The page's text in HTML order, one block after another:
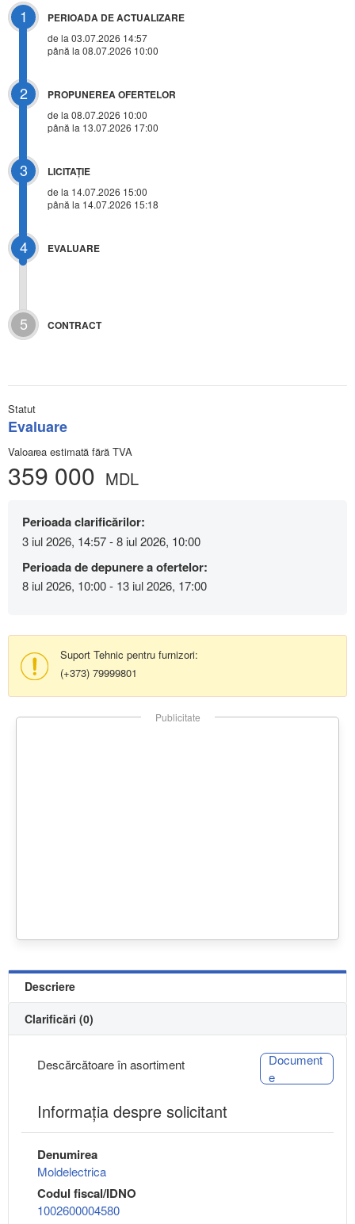
1 PERIOADA DE ACTUALIZARE
de la 03.07.2026 14:57
până la 08.07.2026 10:00
2 PROPUNEREA OFERTELOR
de la 08.07.2026 10:00
până la 13.07.2026 17:00
3 LICITAŢIE
de la 14.07.2026 15:00
până la 14.07.2026 15:18
4 EVALUARE
5 CONTRACT
Statut
Evaluare
Valoarea estimată fără TVA
359 000 MDL
Perioada clarificărilor:
3 iul 2026, 14:57 - 8 iul 2026, 10:00
Perioada de depunere a ofertelor:
8 iul 2026, 10:00 - 13 iul 2026, 17:00
Suport Tehnic pentru furnizori:
(+373) 79999801
Publicitate
Descriere
Clarificări (0)
Descărcătoare în asortiment
Document
e
Informaţia despre solicitant
Denumirea
Moldelectrica
Codul fiscal/IDNO
1002600004580